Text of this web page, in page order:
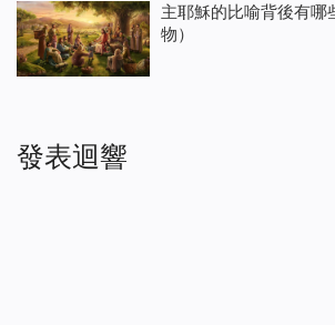
主耶穌的比喻背後有哪
物）
發表迴響